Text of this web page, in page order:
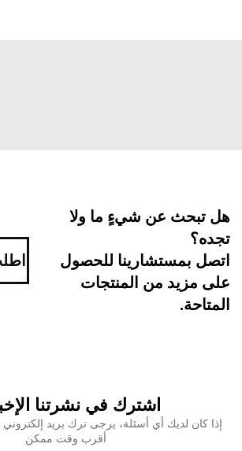
هل تبحث عن شيءٍ ما ولا
تجده؟
اتصل بمستشارينا للحصول
على مزيد من المنتجات
المتاحة.
اشترك في نشرتنا
إذا كان لديك أي أسئلة، يرجى ترك بريد
أقرب وقت ممكن